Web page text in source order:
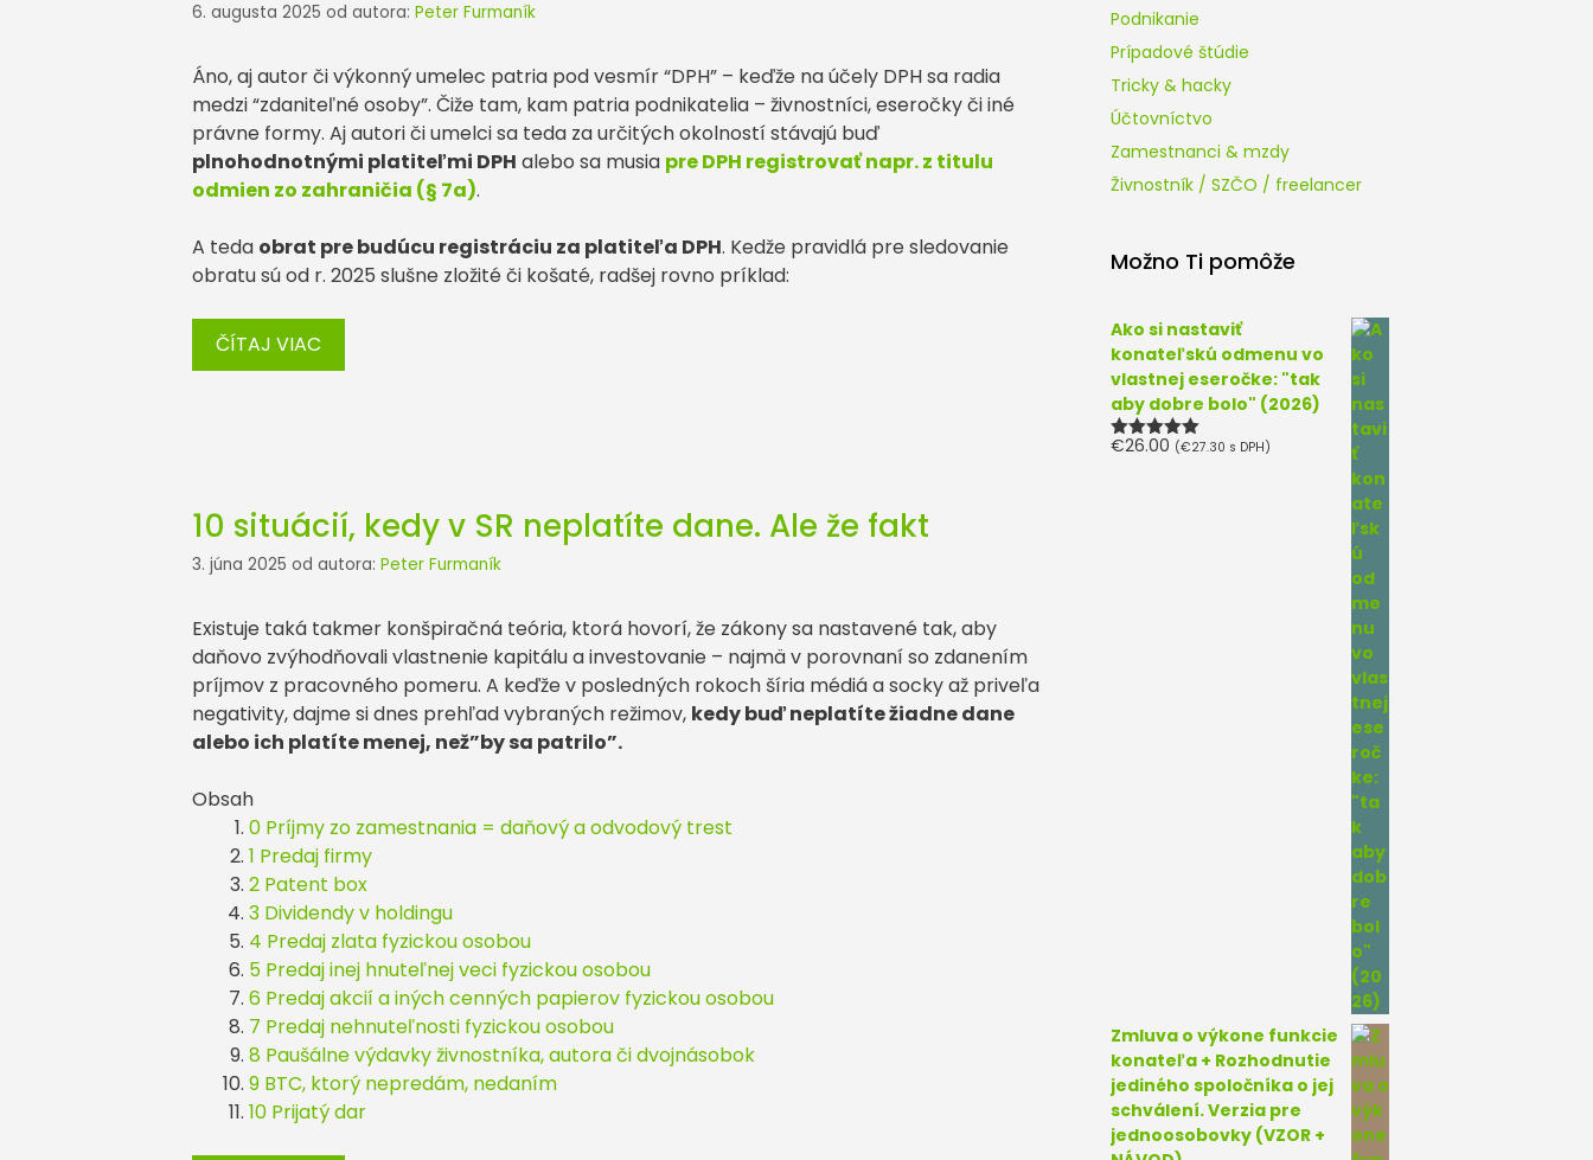
6. augusta 2025 od autora: Peter Furmaník
Áno, aj autor či výkonný umelec patria pod vesmír “DPH” – keďže na účely DPH sa radia
medzi “zdaniteľné osoby”. Čiže tam, kam patria podnikatelia – živnostníci, eseročky či iné
právne formy. Aj autori či umelci sa teda za určitých okolností stávajú buď
plnohodnotnými platiteľmi DPH alebo sa musia pre DPH registrovať napr. z titulu
odmien zo zahraničia (§ 7a).
A teda obrat pre budúcu registráciu za platiteľa DPH. Kedže pravidlá pre sledovanie
obratu sú od r. 2025 slušne zložité či košaté, radšej rovno príklad:
ČÍTAJ VIAC
10 situácií, kedy v SR neplatíte dane. Ale že fakt
3. júna 2025 od autora: Peter Furmaník
Existuje taká takmer konšpiračná teória, ktorá hovorí, že zákony sa nastavené tak, aby
daňovo zvýhodňovali vlastnenie kapitálu a investovanie – najmä v porovnaní so zdanením
príjmov z pracovného pomeru. A keďže v posledných rokoch šíria médiá a socky až priveľa
negativity, dajme si dnes prehľad vybraných režimov, kedy buď neplatíte žiadne dane
alebo ich platíte menej, než”by sa patrilo”.
Obsah
0 Príjmy zo zamestnania = daňový a odvodový trest
1 Predaj firmy
2 Patent box
3 Dividendy v holdingu
4 Predaj zlata fyzickou osobou
5 Predaj inej hnuteľnej veci fyzickou osobou
6 Predaj akcií a iných cenných papierov fyzickou osobou
7 Predaj nehnuteľnosti fyzickou osobou
8 Paušálne výdavky živnostníka, autora či dvojnásobok
9 BTC, ktorý nepredám, nedaním
10 Prijatý dar
Podnikanie
Prípadové štúdie
Tricky & hacky
Účtovníctvo
Zamestnanci & mzdy
Živnostník / SZČO / freelancer
Možno Ti pomôže
Ako si nastaviť
konateľskú odmenu vo
vlastnej eseročke: "tak
aby dobre bolo" (2026)
Hodnotenie
€26.00 (€27.30 s DPH)
Zmluva o výkone funkcie
konateľa + Rozhodnutie
jediného spoločníka o jej
schválení. Verzia pre
jednoosobovky (VZOR +